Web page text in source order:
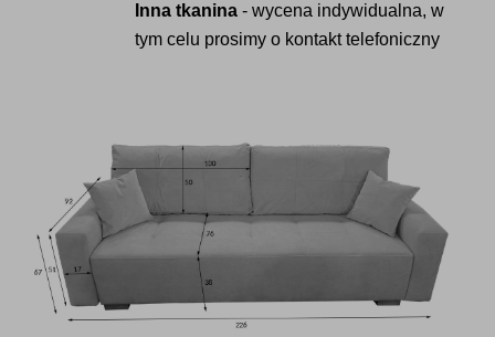
Inna tkanina - wycena indywidualna, w
tym celu prosimy o kontakt telefoniczny